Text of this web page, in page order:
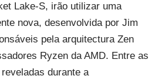
Lake-S, irão utilizar uma
nova, desenvolvida por Jim
pela arquitectura Zen
Ryzen da AMD. Entre as
durante a